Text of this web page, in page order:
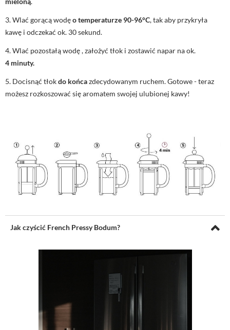
Wlać gorącą wodęo temperaturze 90-96°C, tak aby przykryła
kawę i odczekać ok. 30 sekund.
Wlać pozostałą wodę , założyć tłok i zostawić napar na ok.
4 minuty.
Docisnąć tłokdo końcazdecydowanym ruchem. Gotowe - teraz
możesz rozkoszować się aromatem swojej ulubionej kawy!
Jak czyścić French Pressy Bodum?